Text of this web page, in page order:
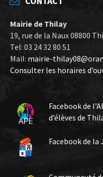
Mairie de Thilay
19, rue de la Naux 08800
Tel: 03 24 32 80 51
Mail: mairie-
Consulter les horaires
Facebook de
d’élèves de
Facebook de la